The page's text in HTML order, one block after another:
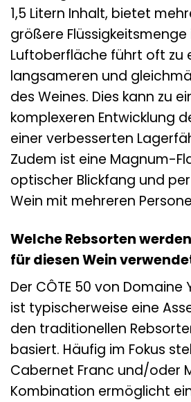
1,5 Litern Inhalt, bietet
größere
Luftoberfläche führt oft zu
langsameren und
des Weines. Dies kann zu
komplexeren Entwicklung
einer verbesserten
Zudem ist eine Magnum-
optischer Blickfang und
Wein mit mehreren
Welche Rebsorten
für diesen Wein
Der CÔTE 50 von Domaine
ist typischerweise eine
den traditionellen
basiert. Häufig im Fokus
Cabernet Franc und/oder
Kombination ermöglicht